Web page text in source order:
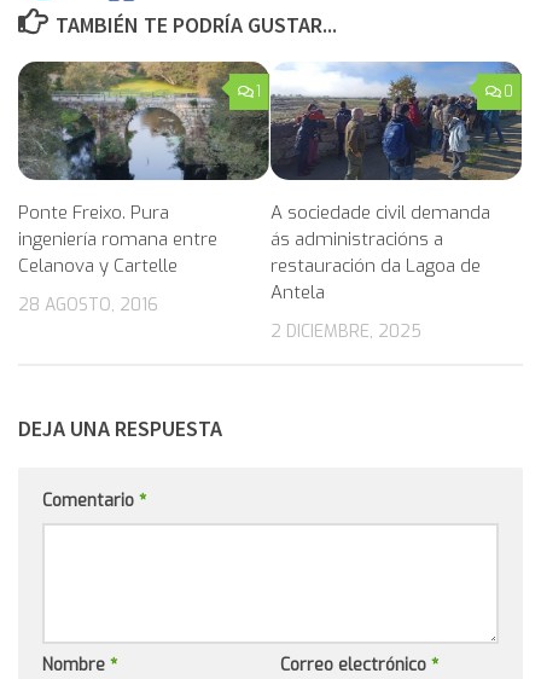
TAMBIÉN TE PODRÍA GUSTAR...
1
Ponte Freixo. Pura
ingeniería romana entre
Celanova y Cartelle
28 AGOSTO, 2016
0
A sociedade civil demanda
ás administracións a
restauración da Lagoa de
Antela
2 DICIEMBRE, 2025
DEJA UNA RESPUESTA
Comentario *
Nombre * Correo electrónico *